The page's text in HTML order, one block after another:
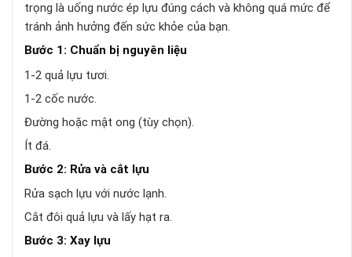
trọng là uống nước ép lựu đúng cách và không quá mức để
tránh ảnh hưởng đến sức khỏe của bạn.
Bước 1: Chuẩn bị nguyên liệu
1-2 quả lựu tươi.
1-2 cốc nước.
Đường hoặc mật ong (tùy chọn).
Ít đá.
Bước 2: Rửa và cắt lựu
Rửa sạch lựu với nước lạnh.
Cắt đôi quả lựu và lấy hạt ra.
Bước 3: Xay lựu